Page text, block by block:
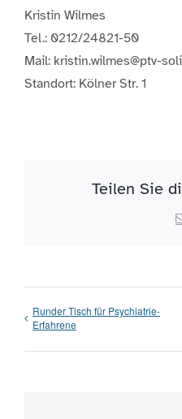
Kristin Wilmes
Tel.: 0212/24821-50
Mail: kristin.wilmes@ptv-
Standort: Kölner Str. 1
Teilen Sie
Runder Tisch für Psychiatrie-
Erfahrene